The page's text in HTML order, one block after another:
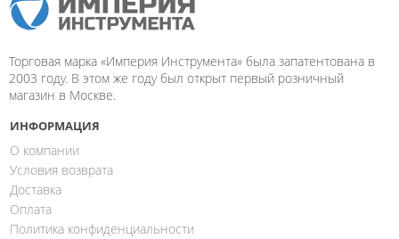
Торговая марка «Империя Инструмента» была запатентована в
2003 году. В этом же году был открыт первый розничный
магазин в Москве.
ИНФОРМАЦИЯ
О компании
Условия возврата
Доставка
Оплата
Политика конфиденциальности